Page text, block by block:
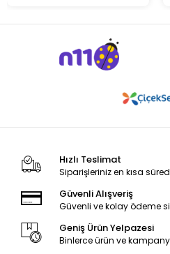
Hızlı Teslimat
Siparişleriniz en kısa
Güvenli Alışveriş
Güvenli ve kolay ödeme
Geniş Ürün Yelpazesi
Binlerce ürün ve